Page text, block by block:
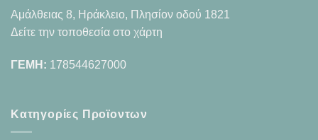
Αμάλθειας 8, Ηράκλειο, Πλησίον οδού 1821
Δείτε την τοποθεσία στο χάρτη
ΓΕΜΗ: 178544627000
Κατηγορίες Προϊοντων